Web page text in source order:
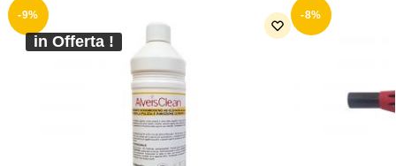
-9%
in Offerta !
-8%